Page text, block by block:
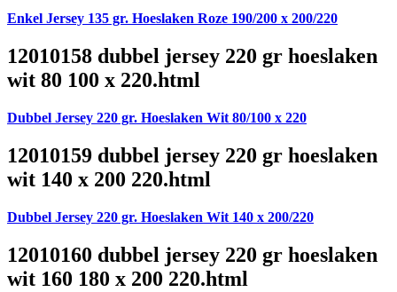
Enkel Jersey 135 gr. Hoeslaken Roze 190/200 x 200/220
12010158 dubbel jersey 220 gr hoeslaken
wit 80 100 x 220.html
Dubbel Jersey 220 gr. Hoeslaken Wit 80/100 x 220
12010159 dubbel jersey 220 gr hoeslaken
wit 140 x 200 220.html
Dubbel Jersey 220 gr. Hoeslaken Wit 140 x 200/220
12010160 dubbel jersey 220 gr hoeslaken
wit 160 180 x 200 220.html